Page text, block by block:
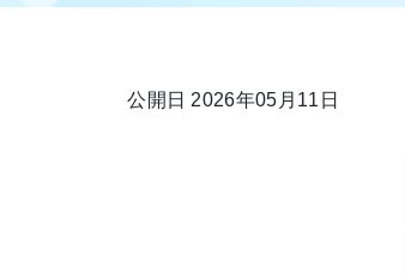
公開日 2026年05月11日